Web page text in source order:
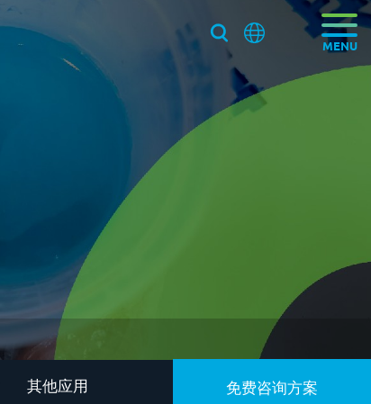
加入施诺斯
我们新鲜事
国际品牌三轴点胶机选择施诺斯配套
其他应用 免费咨询方案